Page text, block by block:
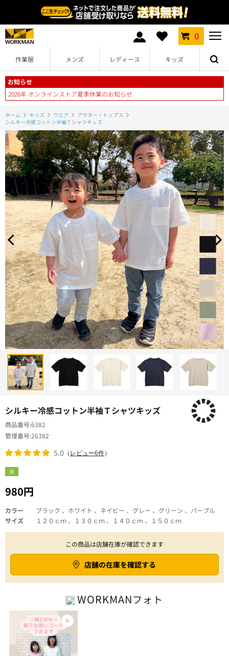
0
作業服 メンズ レディース キッズ
お知らせ
2026年 オンラインストア夏季休業のお知らせ
ホーム キッズ ウエア
アウター・トップス
シルキー冷感コットン半袖Ｔシャツキッズ
シルキー冷感コットン半袖Ｔシャツキッズ
夏
980円
商品番号6382
管理番号26382
5.0 （レビュー6件）
カラー
ブラック 、ホワイト 、ネイビー 、グレー 、グリーン 、パープル
サイズ
１２０ｃｍ 、１３０ｃｍ 、１４０ｃｍ 、１５０ｃｍ
この商品は店舗在庫が確認できます
店舗の在庫を確認する
WORKMANフォト